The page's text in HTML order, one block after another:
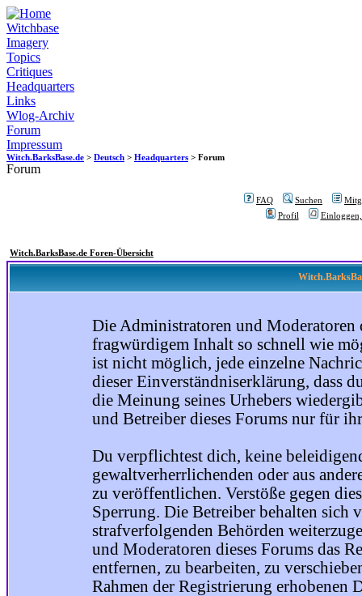
Witchbase
Imagery
Topics
Critiques
Headquarters
Links
Wlog-Archiv
Forum
Impressum
Witch.BarksBase.de > Deutsch > Headquarters > Forum
Forum
FAQ Suchen
Profil
Witch.BarksBase.de Foren-Übersicht
Die Administratoren und Moderatoren
fragwürdigem Inhalt so schnell wie
ist nicht möglich, jede einzelne
dieser Einverständniserklärung, dass
die Meinung seines Urhebers
und Betreiber dieses Forums nur für
Du verpflichtest dich, keine
gewaltverherrlichenden oder aus
zu veröffentlichen. Verstöße gegen
Sperrung. Die Betreiber behalten sich
strafverfolgenden Behörden
und Moderatoren dieses Forums das
entfernen, zu bearbeiten, zu
Rahmen der Registrierung erhobenen